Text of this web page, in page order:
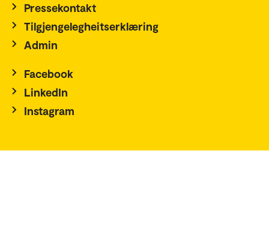
Pressekontakt
Tilgjengelegheitserklæring
Admin
Facebook
LinkedIn
Instagram